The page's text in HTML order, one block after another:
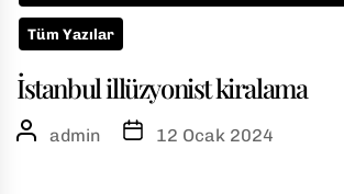
Tüm Yazılar
İstanbul illüzyonist kiralama
admin 12 Ocak 2024